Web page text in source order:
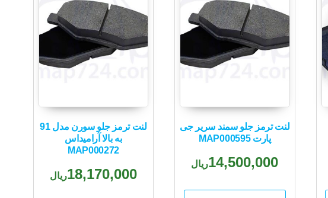
لنت ترمز جلو سمند سریر جی
پارت MAP000595
14,500,000ریال
لنت ترمز جلو سورن مدل 91
به بالا آرامیداس
MAP000272
18,170,000ریال